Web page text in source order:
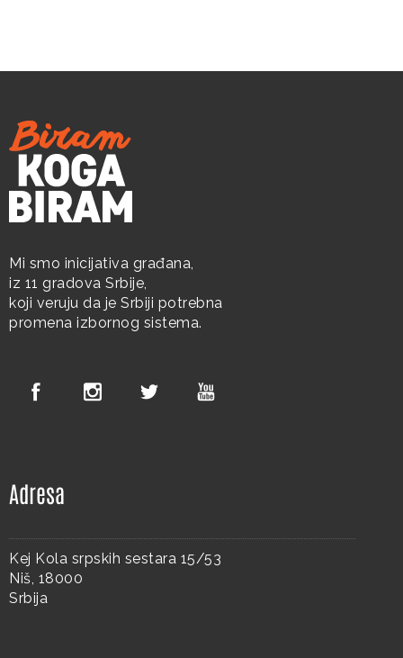
Mi smo inicijativa građana,
iz 11 gradova Srbije,
koji veruju da je Srbiji potrebna
promena izbornog sistema.
Adresa
Kej Kola srpskih sestara 15/53
Niš, 18000
Srbija